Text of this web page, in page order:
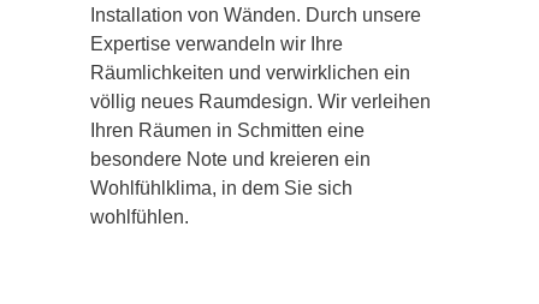
Installation von Wänden. Durch unsere
Expertise verwandeln wir Ihre
Räumlichkeiten und verwirklichen ein
völlig neues Raumdesign. Wir verleihen
Ihren Räumen in Schmitten eine
besondere Note und kreieren ein
Wohlfühlklima, in dem Sie sich
wohlfühlen.